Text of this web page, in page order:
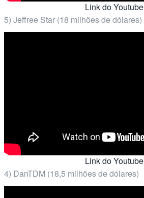
Link do Youtube
5) Jeffree Star (18 milhões de dólares)
Link do Youtube
4) DanTDM (18,5 milhões de dólares)